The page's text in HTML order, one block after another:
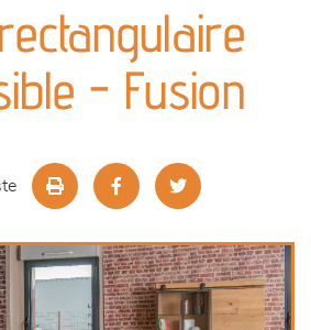
- Fusion